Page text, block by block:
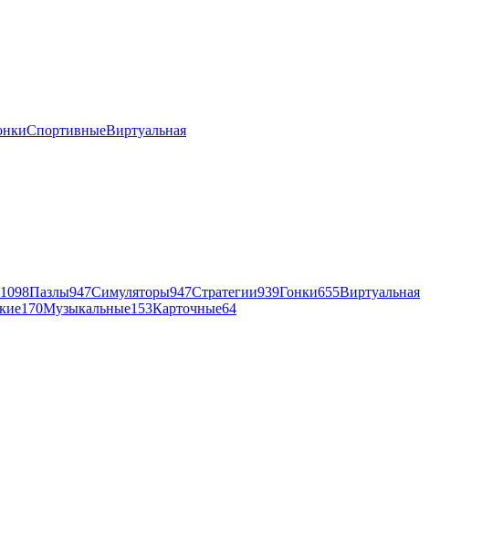
СпортивныеВиртуальная
1098Пазлы947Симуляторы947Стратегии939Гонки655Виртуальная
170Музыкальные153Карточные64